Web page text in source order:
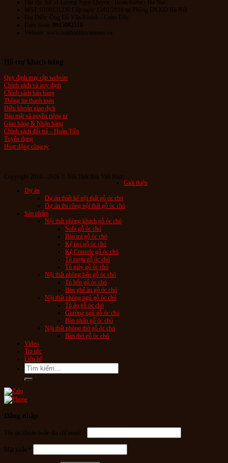
Địa chỉ: Số 51 Lương Ngọc Quyến - Hoàn Kiếm - Hà Nội
MST: 0108131230 Cấp ngày 15/01/2018 tại Phòng ĐKKD Hà Nội
Đại Diện: Ông Đỗ Văn Khánh - Giám Đốc
Điện thoại: 0915082518
Website: www.noithatibizvietnam.vn
Hỗ trợ khách hàng
Quy định truy cập website
Chính sách và quy định
Chính sách bán hàng
Thông tin thanh toán
Điều khoản giao dịch
Bảo mật và quyền riêng tư
Giao hàng & Nhận hàng
Chính sách đổi trả – Hoàn Tiền
Tuyển dụng
Hoạt động công ty
Copyright 2016 - 2026 © Nội Thất Ibiz Việt Nam
Giới thiệu
Dự án
Dự án thiết kế nội thất gỗ óc chó
Dự án thi công nội thất gỗ óc chó
Sản phẩm
Nội thất phòng khách gỗ óc chó
Sofa gỗ óc chó
Bàn trà gỗ óc chó
Kệ tivi gỗ óc chó
Kệ Console gỗ óc chó
Tủ rượu gỗ óc chó
Tủ giày gỗ óc chó
Nội thất phòng bếp gỗ óc chó
Tủ bếp gỗ óc chó
Bàn ghế ăn gỗ óc chó
Nội thất phòng ngủ gỗ óc chó
Tủ áo gỗ óc chó
Giường ngủ gỗ óc chó
Bàn phấn gỗ óc chó
Nội thất phòng thờ gỗ óc chó
Bàn thờ gỗ óc chó
Video
Tin tức
Liên hệ
Tìm
kiếm:
Đăng nhập
Tên tài khoản hoặc địa chỉ email *
Mật khẩu *